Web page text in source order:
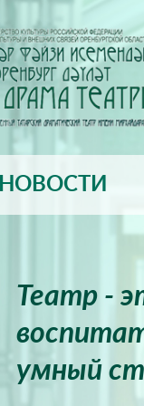
НОВОСТИ
Театр -
умный